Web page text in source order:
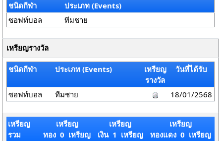
ชนิดกีฬา
ประเภท (Events)
ซอฟท์บอล
ทีมชาย
เหรียญรางวัล
ชนิดกีฬา ประเภท (Events)
เหรียญ
รางวัล
วันที่ได้รับ
ซอฟท์บอล ทีมชาย 18/01/2568
เหรียญ
รวม
เหรียญ
ทอง 0 เหรียญ
เหรียญ
เงิน 1 เหรียญ
เหรียญ
ทองแดง 0 เหรียญ